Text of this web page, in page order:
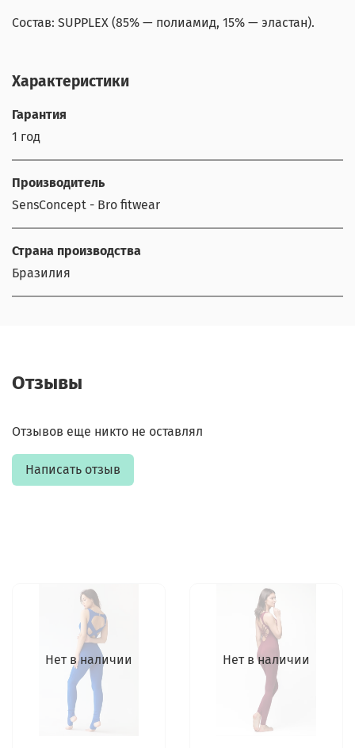
Состав: SUPPLEX (85% — полиамид, 15% — эластан).
Характеристики
Гарантия
1 год
Производитель
SensConcept - Bro fitwear
Страна производства
Бразилия
Отзывы
Отзывов еще никто не оставлял
Написать отзыв
Нет в наличии Нет в наличии